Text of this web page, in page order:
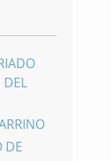
DEL
DE